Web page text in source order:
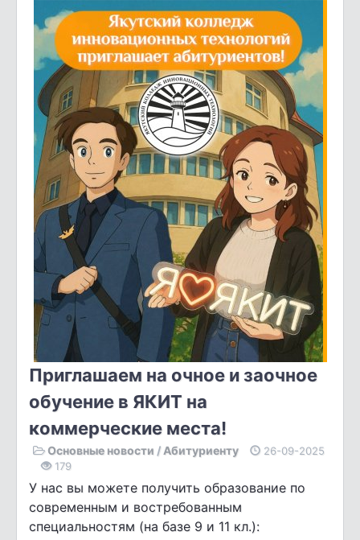
Приглашаем на очное и заочное
обучение в ЯКИТ на
коммерческие места!
Основные новости / Абитуриенту
26-09-2025
179
У нас вы можете получить образование по
современным и востребованным
специальностям (на базе 9 и 11 кл.):